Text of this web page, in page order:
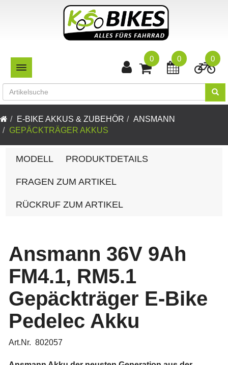
TOGGLE NAVIGATION
0
0
0
E-BIKE AKKUS & ZUBEHÖR
ANSMANN
GEPÄCKTRÄGER AKKUS
MODELL PRODUKTDETAILS
FRAGEN ZUM ARTIKEL
RÜCKRUF ZUM ARTIKEL
Ansmann 36V 9Ah
FM4.1, RM5.1
Gepäckträger E-Bike
Pedelec Akku
Art.Nr. 802057